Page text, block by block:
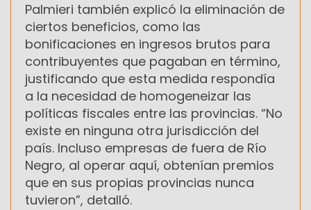
Palmieri también explicó la eliminación de
ciertos beneficios, como las
bonificaciones en ingresos brutos para
contribuyentes que pagaban en término,
justificando que esta medida respondía
a la necesidad de homogeneizar las
políticas fiscales entre las provincias. “No
existe en ninguna otra jurisdicción del
país. Incluso empresas de fuera de Río
Negro, al operar aquí, obtenían premios
que en sus propias provincias nunca
tuvieron”, detalló.